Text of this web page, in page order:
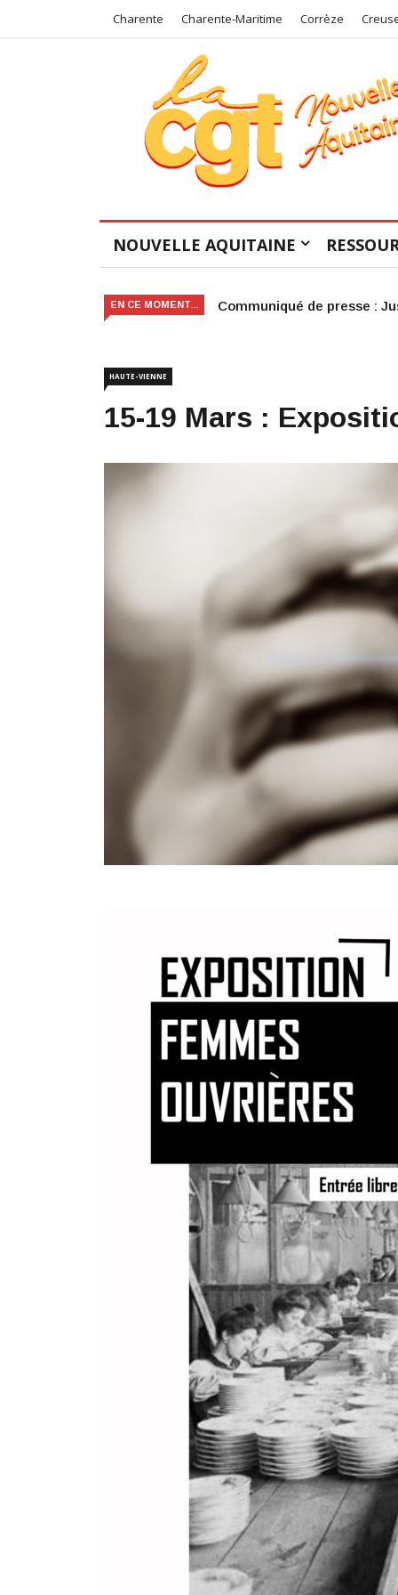
Charente Charente-Maritime Corrèze
NOUVELLE AQUITAINE
EN CE MOMENT... Victoire judiciaire pour le
HAUTE-VIENNE
15-19 Mars :